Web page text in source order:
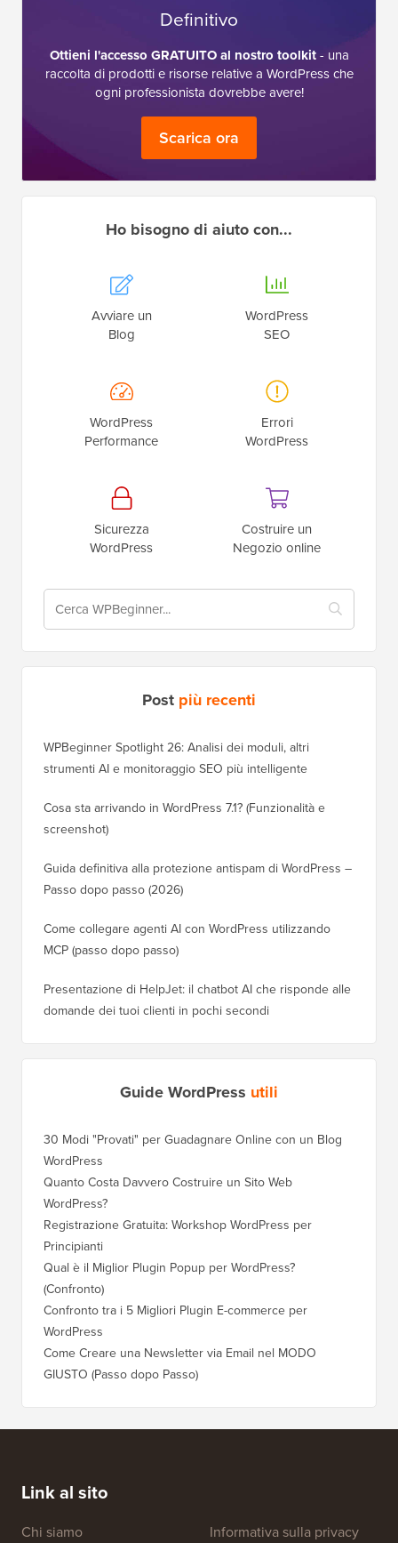
Definitivo
Ottieni l'accesso GRATUITO al nostro toolkit- una
raccolta di prodotti e risorse relative a WordPress che
ogni professionista dovrebbe avere!
Scarica ora
Ho bisogno di aiuto con...
Avviare un
Blog
WordPress
SEO
WordPress
Performance
Errori
WordPress
Sicurezza
WordPress
Costruire un
Negozio online
Post più recenti
WPBeginner Spotlight 26: Analisi dei moduli, altri
strumenti AI e monitoraggio SEO più intelligente
Cosa sta arrivando in WordPress 7.1? (Funzionalità e
screenshot)
Guida definitiva alla protezione antispam di WordPress –
Passo dopo passo (2026)
Come collegare agenti AI con WordPress utilizzando
MCP (passo dopo passo)
Presentazione di HelpJet: il chatbot AI che risponde alle
domande dei tuoi clienti in pochi secondi
Guide WordPress utili
30 Modi "Provati" per Guadagnare Online con un Blog
WordPress
Quanto Costa Davvero Costruire un Sito Web
WordPress?
Registrazione Gratuita: Workshop WordPress per
Principianti
Qual è il Miglior Plugin Popup per WordPress?
(Confronto)
Confronto tra i 5 Migliori Plugin E-commerce per
WordPress
Come Creare una Newsletter via Email nel MODO
GIUSTO (Passo dopo Passo)
Link al sito
Chi siamo
Informativa sulla privacy